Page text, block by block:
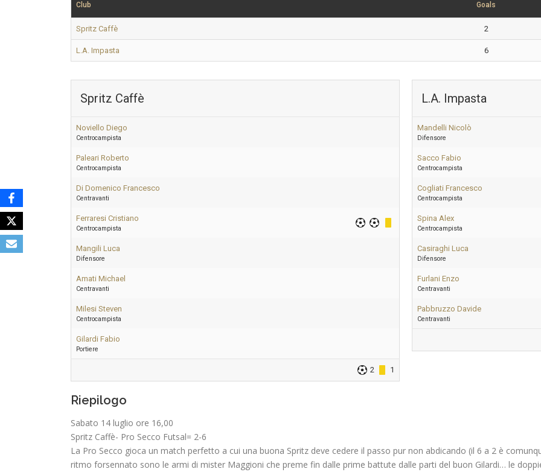
Club Goals
Spritz Caffè 2
L.A. Impasta 6
Spritz Caffè
Noviello Diego
Centrocampista
Paleari Roberto
Centrocampista
Di Domenico Francesco
Centravanti
Ferraresi Cristiano
Centrocampista
Mangili Luca
Difensore
Amati Michael
Centravanti
Milesi Steven
Centrocampista
Gilardi Fabio
Portiere
2 1
L.A. Impasta
Mandelli Nicolò
Difensore
Sacco Fabio
Centrocampista
Cogliati Francesco
Centrocampista
Spina Alex
Centrocampista
Casiraghi Luca
Difensore
Furlani Enzo
Centravanti
Pabbruzzo Davide
Centravanti
Riepilogo
Sabato 14 luglio ore 16,00
Spritz Caffè- Pro Secco Futsal= 2-6
La Pro Secco gioca un match perfetto a cui una buona Spritz deve cedere il passo pur non abdicando (il 6 a 2 è
ritmo forsennato sono le armi di mister Maggioni che preme fin dalle prime battute dalle parti del buon Gilardi… le